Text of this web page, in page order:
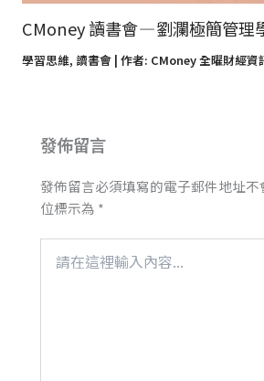
CMoney 讀書會 — 劉瀾極簡管理
學習思維, 讀書會| 作者: CMoney 全曜財經資
發佈留言
發佈留言必須填寫的電子郵件地址不
位標示為 *